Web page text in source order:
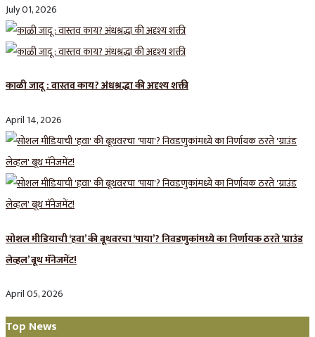
July 01, 2026
काळी जादू : वास्तव काय? अंधश्रद्धा की अदृश्य शक्ती
April 14, 2026
सोशल मीडियाची ‘हवा’ की बूथवरचा ‘पाया’? निवडणुकांमध्ये का निर्णायक ठरते ‘ग्राउंड
लेव्हल’ बूथ मॅनेजमेंट!
April 05, 2026
Top News